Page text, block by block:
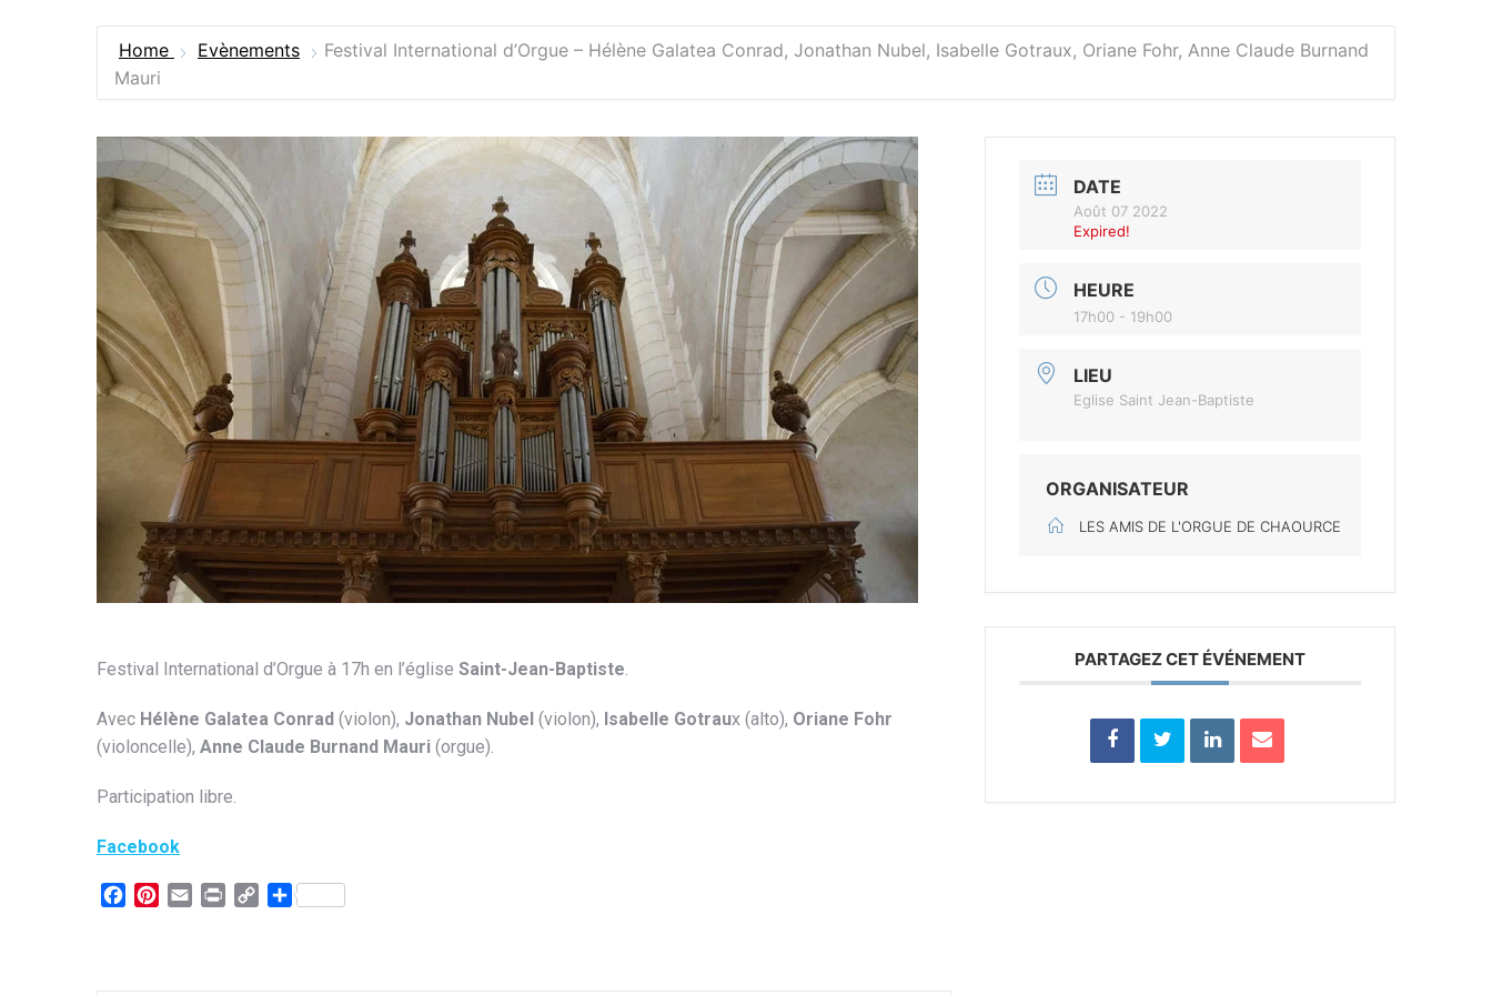
Home Evènements
Festival International d’Orgue – Hélène Galatea Conrad, Jonathan Nubel, Isabelle Gotraux, Oriane Fohr, Anne Claude Burnand
Mauri
Festival International d’Orgue à 17h en l’église Saint-Jean-Baptiste.
Avec Hélène Galatea Conrad (violon), Jonathan Nubel (violon), Isabelle Gotraux (alto), Oriane Fohr
(violoncelle), Anne Claude Burnand Mauri (orgue).
Participation libre.
Facebook
Facebook
Pinterest
Email Print
CopyPartager
DATE
Août 07 2022
Expired!
HEURE
17h00 - 19h00
LIEU
Eglise Saint Jean-Baptiste
ORGANISATEUR
LES AMIS DE L'ORGUE DE CHAOURCE
PARTAGEZ CET ÉVÉNEMENT